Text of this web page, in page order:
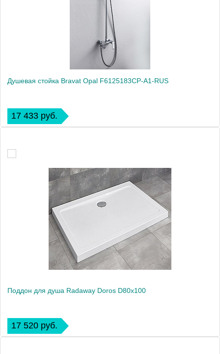
Душевая стойка Bravat Opal F6125183CP-A1-RUS
17 433 руб.
Поддон для душа Radaway Doros D80x100
17 520 руб.